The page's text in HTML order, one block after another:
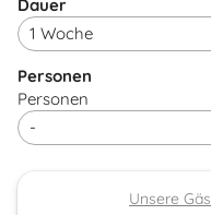
Dauer
Personen
Personen
Unsere